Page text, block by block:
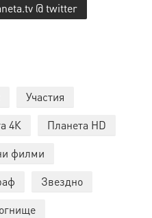
@ twitter
Участия
4К
Планета HD
филми
Звездно